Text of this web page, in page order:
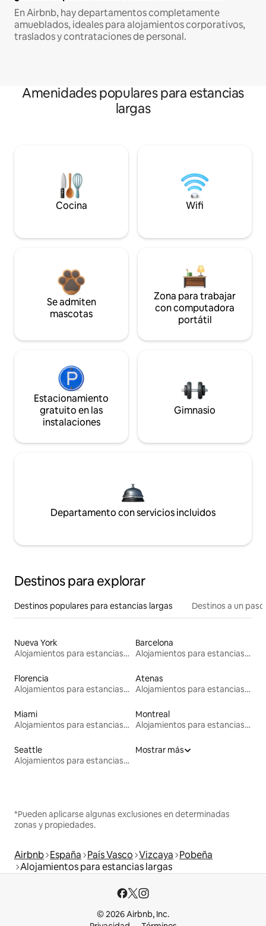
En Airbnb, hay departamentos completamente
amueblados, ideales para alojamientos corporativos,
traslados y contrataciones de personal.
Amenidades populares para estancias
largas
Cocina Wifi
Se admiten
mascotas
Zona para trabajar
con computadora
portátil
Estacionamiento
gratuito en las
instalaciones
Gimnasio
Departamento con servicios incluidos
Destinos para explorar
Destinos populares para estancias largas Destinos a un
Nueva York
Alojamientos para estancias largas
Barcelona
Alojamientos para estancias largas
Florencia
Alojamientos para estancias largas
Atenas
Alojamientos para estancias largas
Miami
Alojamientos para estancias largas
Montreal
Alojamientos para estancias largas
Seattle
Alojamientos para estancias largas
Mostrar más
*Pueden aplicarse algunas exclusiones en determinadas
zonas y propiedades.
Airbnb España País Vasco Vizcaya Pobeña
Alojamientos para estancias largas
© 2026 Airbnb, Inc.